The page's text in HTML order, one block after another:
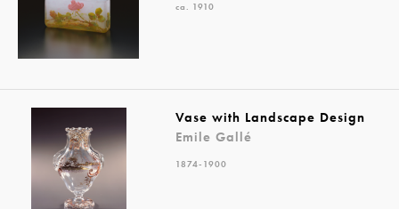
ca. 1910
Vase with Landscape Design
Emile Gallé
1874-1900